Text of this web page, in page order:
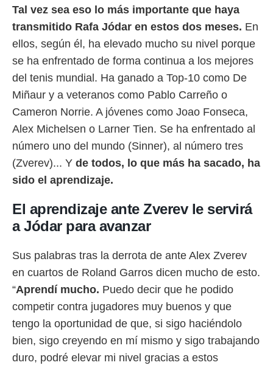
1199
Tal vez sea eso lo más importante que haya
transmitido Rafa Jódar en estos dos meses. En
ellos, según él, ha elevado mucho su nivel porque
se ha enfrentado de forma continua a los mejores
del tenis mundial. Ha ganado a Top-10 como De
Miñaur y a veteranos como Pablo Carreño o
Cameron Norrie. A jóvenes como Joao Fonseca,
Alex Michelsen o Larner Tien. Se ha enfrentado al
número uno del mundo (Sinner), al número tres
(Zverev)... Y de todos, lo que más ha sacado, ha
sido el aprendizaje.
El aprendizaje ante Zverev le servirá
a Jódar para avanzar
Sus palabras tras la derrota de ante Alex Zverev
en cuartos de Roland Garros dicen mucho de esto.
“Aprendí mucho. Puedo decir que he podido
competir contra jugadores muy buenos y que
tengo la oportunidad de que, si sigo haciéndolo
bien, sigo creyendo en mí mismo y sigo trabajando
duro, podré elevar mi nivel gracias a estos